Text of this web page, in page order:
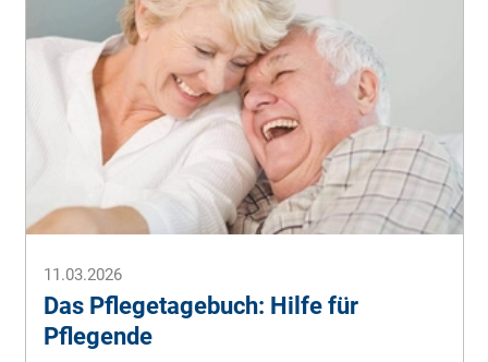
11.03.2026
Das Pflegetagebuch: Hilfe für
Pflegende